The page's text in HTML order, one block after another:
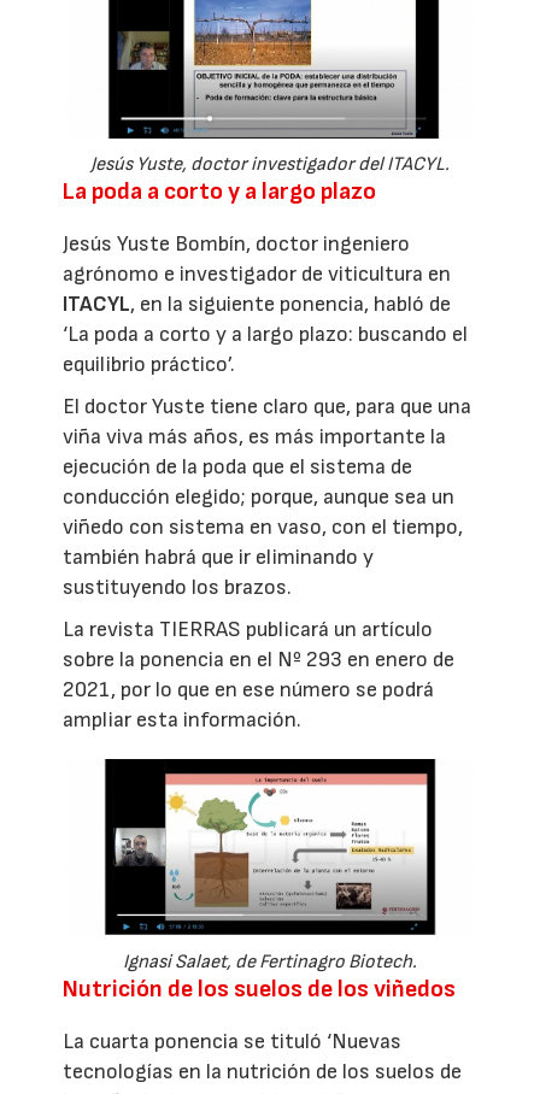
Jesús Yuste, doctor investigador del ITACYL.
La poda a corto y a largo plazo
Jesús Yuste Bombín, doctor ingeniero
agrónomo e investigador de viticultura en
ITACYL, en la siguiente ponencia, habló de
‘La poda a corto y a largo plazo: buscando el
equilibrio práctico’.
El doctor Yuste tiene claro que, para que una
viña viva más años, es más importante la
ejecución de la poda que el sistema de
conducción elegido; porque, aunque sea un
viñedo con sistema en vaso, con el tiempo,
también habrá que ir eliminando y
sustituyendo los brazos.
La revista TIERRAS publicará un artículo
sobre la ponencia en el Nº 293 en enero de
2021, por lo que en ese número se podrá
ampliar esta información.
Ignasi Salaet, de Fertinagro Biotech.
Nutrición de los suelos de los viñedos
La cuarta ponencia se tituló ‘Nuevas
tecnologías en la nutrición de los suelos de